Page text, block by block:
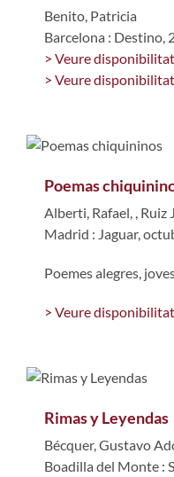
Benito, Patricia
Barcelona : Destino,
> Veure
> Veure
Poemas
Alberti, Rafael, , Ruiz
Madrid : Jaguar,
Poemes alegres,
> Veure
Rimas y Leyendas
Bécquer, Gustavo
Boadilla del Monte :